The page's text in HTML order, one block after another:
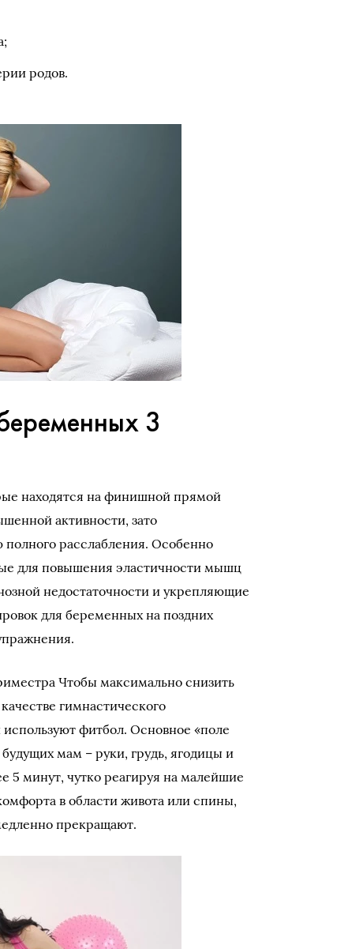
родов.
3
находятся на финишной прямой
активности, зато
расслабления. Особенно
для повышения эластичности мышц
недостаточности и укрепляющие
для беременных на поздних
Чтобы максимально снизить
гимнастического
фитбол. Основное «поле
мам – руки, грудь, ягодицы и
5 минут, чутко реагируя на малейшие
в области живота или спины,
прекращают.